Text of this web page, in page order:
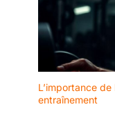
L’importance
entraînement